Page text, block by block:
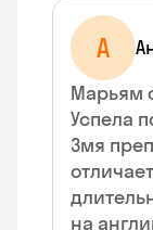
А
Марьям
Успела
3мя
на